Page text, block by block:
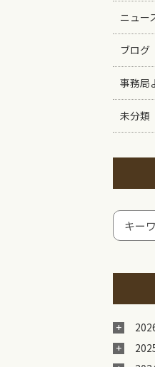
ニュー
ブログ
事務局
未分類